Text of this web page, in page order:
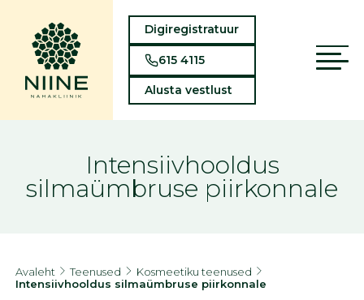
Digiregistratuur
615 4115
Alusta vestlust
Intensiivhooldus
silmaümbruse piirkonnale
Avaleht Teenused
Kosmeetiku teenused
Intensiivhooldus silmaümbruse piirkonnale